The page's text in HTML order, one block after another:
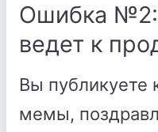
Ошибка №2:
ведет к
Вы публикуете
мемы,